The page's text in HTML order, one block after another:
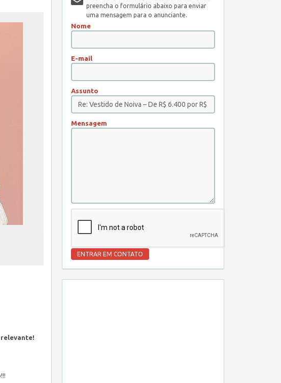
preencha o formulário abaixo para enviar
uma mensagem para o anunciante.
Nome
E-mail
Assunto
Mensagem